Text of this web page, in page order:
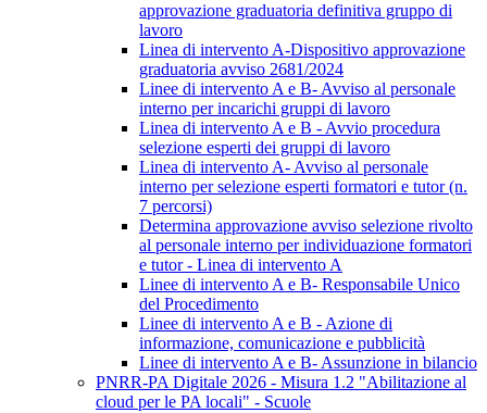
approvazione graduatoria definitiva gruppo di
lavoro
Linea di intervento A-Dispositivo approvazione
graduatoria avviso 2681/2024
Linee di intervento A e B- Avviso al personale
interno per incarichi gruppi di lavoro
Linea di intervento A e B - Avvio procedura
selezione esperti dei gruppi di lavoro
Linea di intervento A- Avviso al personale
interno per selezione esperti formatori e tutor (n.
7 percorsi)
Determina approvazione avviso selezione rivolto
al personale interno per individuazione formatori
e tutor - Linea di intervento A
Linee di intervento A e B- Responsabile Unico
del Procedimento
Linee di intervento A e B - Azione di
informazione, comunicazione e pubblicità
Linee di intervento A e B- Assunzione in bilancio
PNRR-PA Digitale 2026 - Misura 1.2 "Abilitazione al
cloud per le PA locali" - Scuole